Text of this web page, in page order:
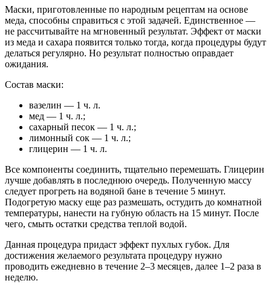
Маски, приготовленные по народным рецептам на основе
меда, способны справиться с этой задачей. Единственное —
не рассчитывайте на мгновенный результат. Эффект от маски
из меда и сахара появится только тогда, когда процедуры будут
делаться регулярно. Но результат полностью оправдает
ожидания.
Состав маски:
вазелин — 1 ч. л.
мед — 1 ч. л.;
сахарный песок — 1 ч. л.;
лимонный сок — 1 ч. л.;
глицерин — 1 ч. л.
Все компоненты соединить, тщательно перемешать. Глицерин
лучше добавлять в последнюю очередь. Полученную массу
следует прогреть на водяной бане в течение 5 минут.
Подогретую маску еще раз размешать, остудить до комнатной
температуры, нанести на губную область на 15 минут. После
чего, смыть остатки средства теплой водой.
Данная процедура придаст эффект пухлых губок. Для
достижения желаемого результата процедуру нужно
проводить ежедневно в течение 2–3 месяцев, далее 1–2 раза в
неделю.